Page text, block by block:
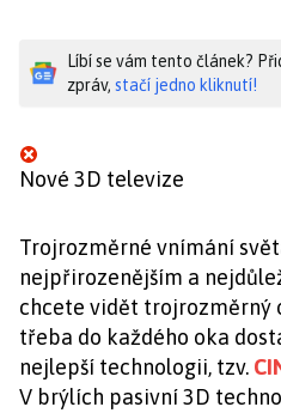
Líbí se vám tento článek?
zpráv, stačí jedno kliknutí!
Nové 3D televize
Trojrozměrné vnímání
nejpřirozenějším a
chcete vidět trojrozměrný
třeba do každého oka
nejlepší technologii, tzv.
V brýlích pasivní 3D